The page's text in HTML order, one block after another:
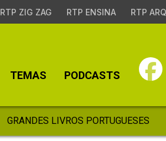
RTP ZIG ZAG RTP ENSINA RTP
TEMAS PODCASTS
GRANDES LIVROS PORTUGUESES